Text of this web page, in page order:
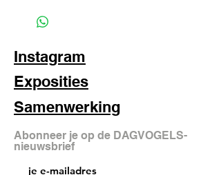
Instagram
Exposities
Samenwerking
Abonneer je op de DAGVOGELS-
nieuwsbrief